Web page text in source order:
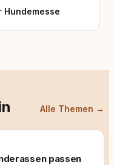
Hundemesse
Alle Themen →
passen